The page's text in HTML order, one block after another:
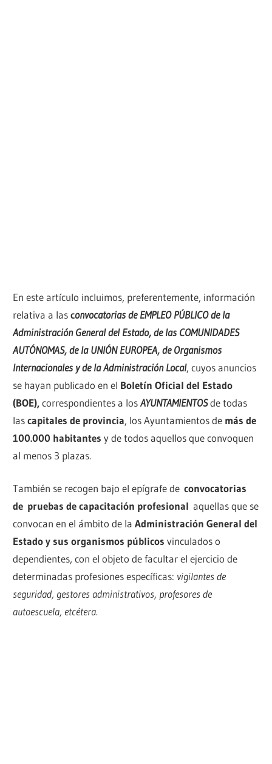
En este artículo incluimos, preferentemente, información
relativa a lasconvocatorias de EMPLEO PÚBLICO de la
Administración General del Estado, de las COMUNIDADES
AUTÓNOMAS, de la UNIÓN EUROPEA, de Organismos
Internacionales y de la Administración Local, cuyos anuncios
se hayan publicado en el Boletín Oficial del Estado
(BOE),correspondientes a losAYUNTAMIENTOSde todas
lascapitales de provincia, los Ayuntamientos de más de
100.000 habitantes y de todos aquellos que convoquen
al menos 3 plazas.
También se recogen bajo el epígrafe deconvocatorias
de pruebas de capacitación profesional aquellas que se
convocan en el ámbito de laAdministración General del
Estado y sus organismos públicos vinculados o
dependientes, con el objeto de facultar el ejercicio de
determinadas profesiones específicas: vigilantes de
seguridad, gestores administrativos, profesores de
autoescuela, etcétera.